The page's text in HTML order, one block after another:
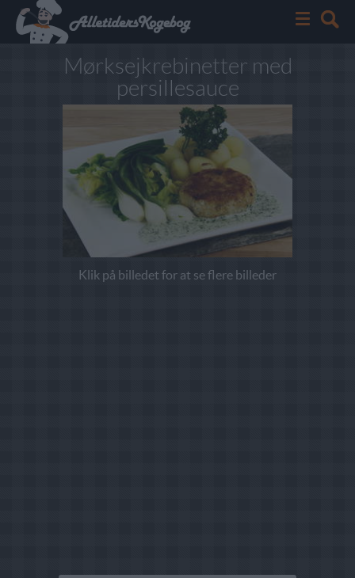
Mørksejkrebinetter med
persillesauce
Klik på billedet for at se flere billeder